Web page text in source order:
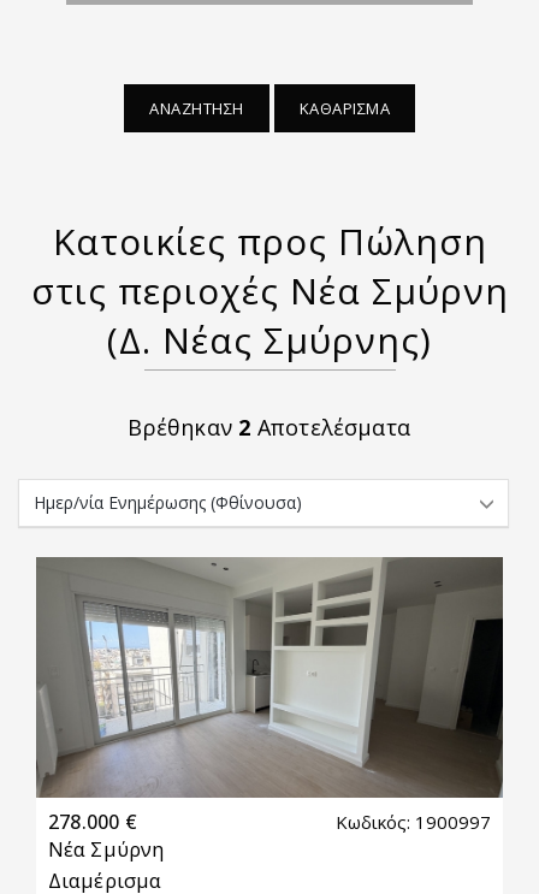
ΑΝΑΖΗΤΗΣΗ ΚΑΘΑΡΙΣΜΑ
Κατοικίες προς Πώληση
στις περιοχές Νέα Σμύρνη
(Δ. Νέας Σμύρνης)
Βρέθηκαν 2 Αποτελέσματα
278.000 € Κωδικός: 1900997
Νέα Σμύρνη
Διαμέρισμα